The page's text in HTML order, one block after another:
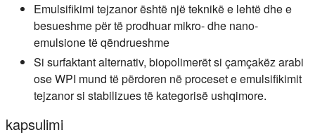
Emulsifikimi tejzanor është një teknikë e lehtë dhe e
besueshme për të prodhuar mikro- dhe nano-
emulsione të qëndrueshme
Si surfaktant alternativ, biopolimerët si çamçakëz arabi
ose WPI mund të përdoren në proceset e emulsifikimit
tejzanor si stabilizues të kategorisë ushqimore.
kapsulimi